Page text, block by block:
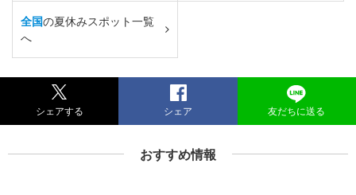
全国の夏休みスポット一覧
へ
シェアする シェア 友だちに送る
おすすめ情報